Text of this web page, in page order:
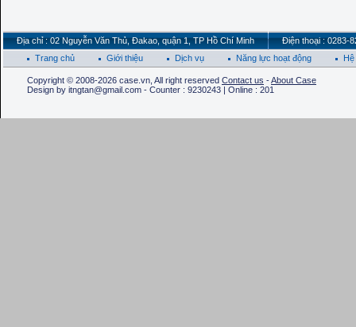
Địa chỉ : 02 Nguyễn Văn Thủ, Đakao, quận 1, TP Hồ Chí Minh
Điện thoại : 0283-
Trang chủ
Giới thiệu Dịch vụ Năng lực hoạt động
Copyright © 2008-2026 case.vn, All right reserved Contact us -About Case
Design by itngtan@gmail.com - Counter : 9230243 | Online : 201